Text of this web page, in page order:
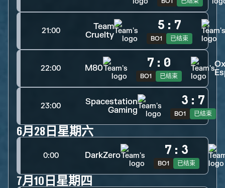
21:00
Team
Cruelty
5 : 7
BO1 已结束
22:00 M80 7 : 0
BO1 已结束
23:00
Spacestation
Gaming
3 : 7
BO1 已结束
6月28日星期六
0:00 DarkZero 7 : 3
BO1 已结束
7月10日星期四